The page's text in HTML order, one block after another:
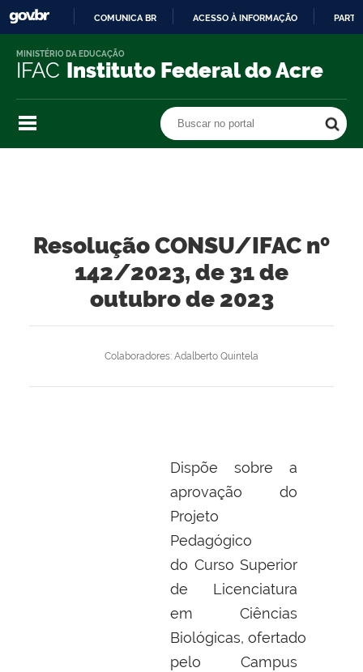
O
COMUNICA BR ACESSO À INFORMAÇÃO
IFAC Instituto Federal do Acre
MINISTÉRIO DA EDUCAÇÃO
Buscar no portal
Resolução CONSU/IFAC nº
142/2023, de 31 de
outubro de 2023
Colaboradores: Adalberto Quintela
Dispõe sobre a
aprovação do
Projeto
Pedagógico
do Curso Superior
de Licenciatura
em Ciências
Biológicas, ofertado
pelo Campus